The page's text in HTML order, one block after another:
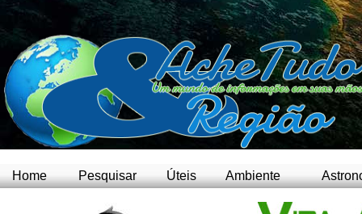
Home Pesquisar Úteis Ambiente